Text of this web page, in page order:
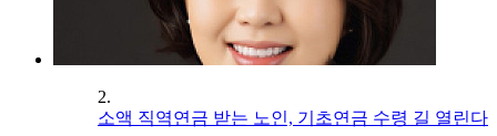
2.
소액 직역연금 받는 노인, 기초연금 수령 길 열린다